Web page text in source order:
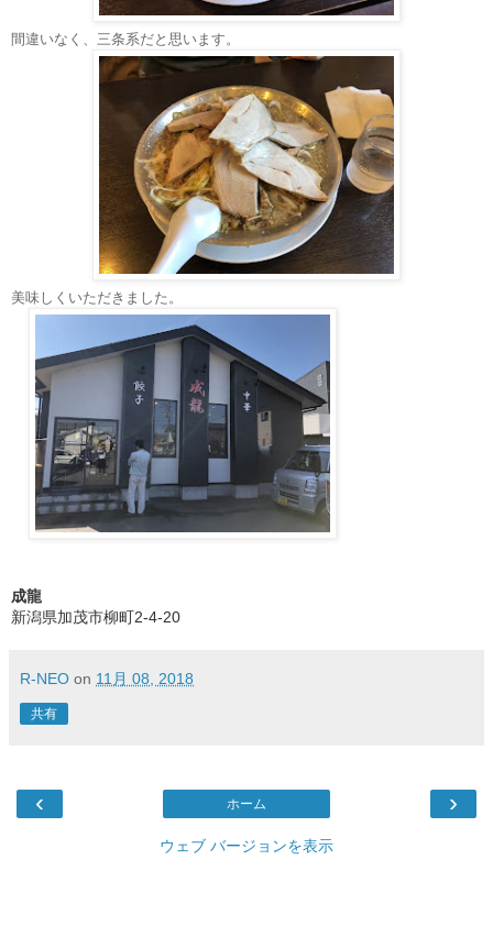
間違いなく、三条系だと思います。
美味しくいただきました。
成龍
新潟県加茂市柳町2-4-20
R-NEO on 11月 08, 2018
共有
‹ ›
ホーム
ウェブ バージョンを表示